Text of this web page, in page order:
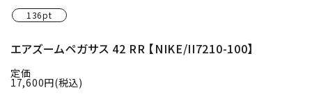
136pt
エアズームペガサス 42 RR 【NIKE/II7210-100】
定価
17,600円(税込)